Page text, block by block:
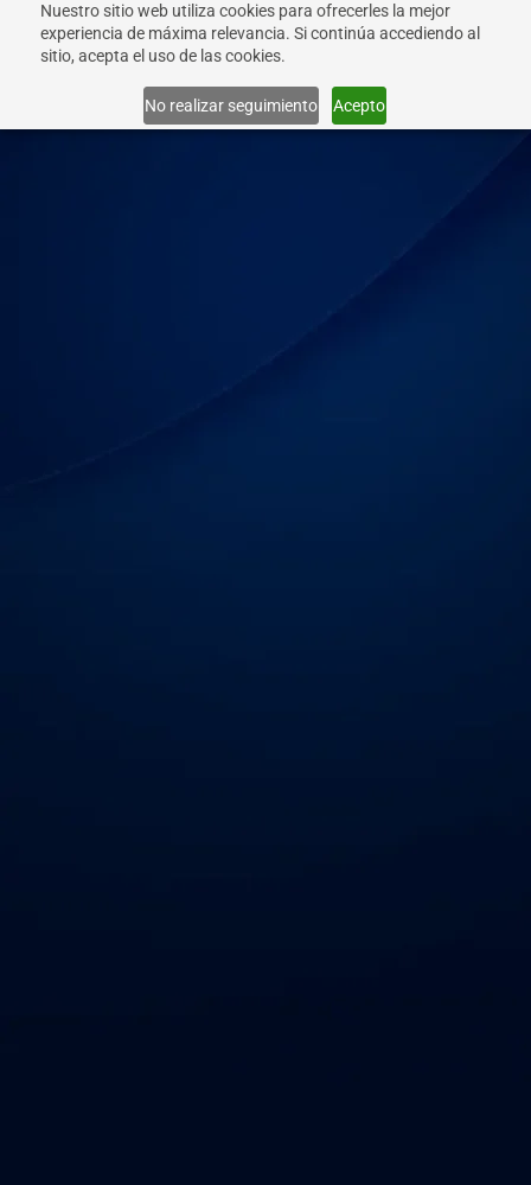
Nuestro sitio web utiliza cookies para ofrecerles la mejor
experiencia de máxima relevancia. Si continúa accediendo al
sitio, acepta el uso de las cookies.
No realizar seguimiento Acepto